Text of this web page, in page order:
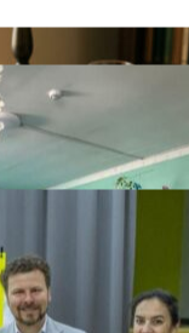
Акыркы
ШАХМАТ
06.08.2026
СҮЛҮКТҮ: